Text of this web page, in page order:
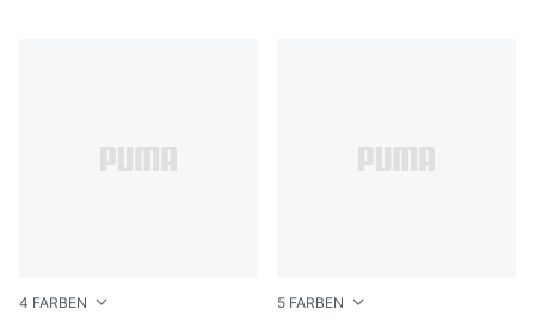
4 FARBEN 5 FARBEN